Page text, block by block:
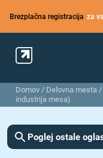
Brezplačna registracija za
Domov / Delovna mesta /
industrija mesa)
Poglej ostale